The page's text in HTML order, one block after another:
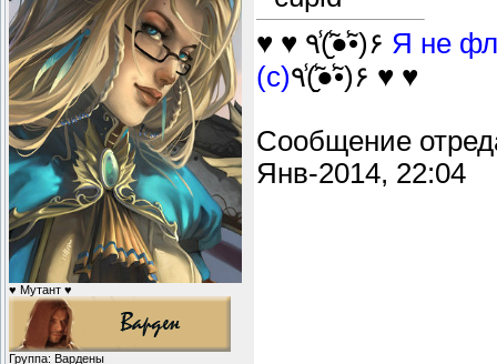
♥ Мутант ♥
Группа: Вардены
♥ ♥ ٩(̾●̮̮̃̾•̃̾)۶ Я не
(с) ٩(̾●̮̮̃̾•̃̾)۶ ♥ ♥
Сообщение
Янв-2014, 22:04